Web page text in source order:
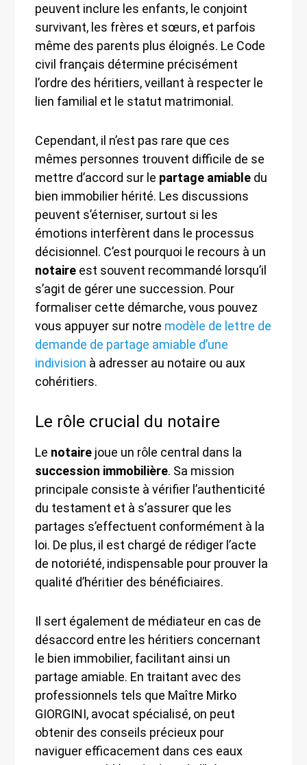
peuvent inclure les enfants, le conjoint
survivant, les frères et sœurs, et parfois
même des parents plus éloignés. Le Code
civil français détermine précisément
l’ordre des héritiers, veillant à respecter le
lien familial et le statut matrimonial.
Cependant, il n’est pas rare que ces
mêmes personnes trouvent difficile de se
mettre d’accord sur le partage amiable du
bien immobilier hérité. Les discussions
peuvent s’éterniser, surtout si les
émotions interfèrent dans le processus
décisionnel. C’est pourquoi le recours à un
notaire est souvent recommandé lorsqu’il
s’agit de gérer une succession. Pour
formaliser cette démarche, vous pouvez
vous appuyer sur notre modèle de lettre de
demande de partage amiable d’une
indivision à adresser au notaire ou aux
cohéritiers.
Le rôle crucial du notaire
Le notaire joue un rôle central dans la
succession immobilière. Sa mission
principale consiste à vérifier l’authenticité
du testament et à s’assurer que les
partages s’effectuent conformément à la
loi. De plus, il est chargé de rédiger l’acte
de notoriété, indispensable pour prouver la
qualité d’héritier des bénéficiaires.
Il sert également de médiateur en cas de
désaccord entre les héritiers concernant
le bien immobilier, facilitant ainsi un
partage amiable. En traitant avec des
professionnels tels que Maître Mirko
GIORGINI, avocat spécialisé, on peut
obtenir des conseils précieux pour
naviguer efficacement dans ces eaux